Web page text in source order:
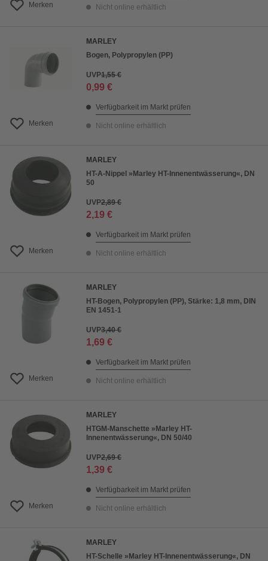
Merken Nicht online erhältlich
Merken
MARLEY
Bogen, Polypropylen (PP)
UVP1,55 €
0,99 €
Verfügbarkeit im Markt prüfen
Nicht online erhältlich
Merken
MARLEY
HT-A-Nippel »Marley HT-Innenentwässerung«, DN
50
UVP2,89 €
2,19 €
Verfügbarkeit im Markt prüfen
Nicht online erhältlich
Merken
MARLEY
HT-Bogen, Polypropylen (PP), Stärke: 1,8 mm, DIN
EN 1451-1
UVP3,40 €
1,69 €
Verfügbarkeit im Markt prüfen
Nicht online erhältlich
Merken
MARLEY
HTGM-Manschette »Marley HT-
Innenentwässerung«, DN 50/40
UVP2,69 €
1,39 €
Verfügbarkeit im Markt prüfen
Nicht online erhältlich
MARLEY
HT-Schelle »Marley HT-Innenentwässerung«, DN